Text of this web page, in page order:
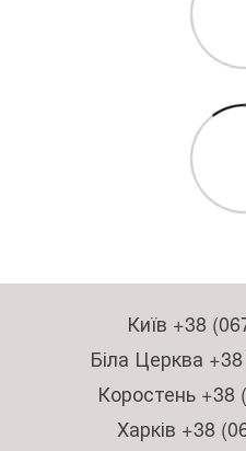
Київ +38
Біла Церква
Коростень +38
Харків +38